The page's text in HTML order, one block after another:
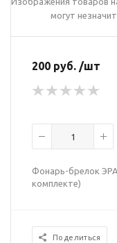
могут
200 руб. /шт
Фонарь-брелок
комплекте)
Поделиться